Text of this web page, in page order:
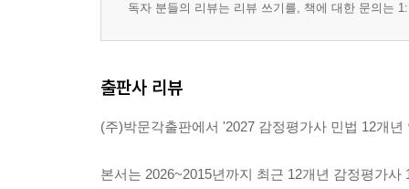
독자 분들의 리뷰는 리뷰 쓰기를, 책에 대한 문의는
출판사 리뷰
(주)박문각출판에서 '2027 감정평가사 민법 12개
본서는 2026~2015년까지 최근 12개년 감정평가